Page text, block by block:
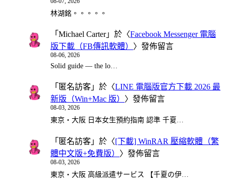
林湖銘。。。。。
「 Michael Carter」於〈Facebook Messenger 電腦
版下載（FB傳訊軟體）
〉發佈留言
08-06, 2026
Solid guide — the lo…
「 匿名訪客 」於〈LINE 電腦版官方下載 2026 最
新版（Win+Mac 版） 〉發佈留言
08-03, 2026
東京・大阪 日本女生預約指南 認準 千夏…
「 匿名訪客 」於〈[下載] WinRAR 壓縮軟體（繁
體中文版+免費版） 〉發佈留言
08-03, 2026
東京・大阪 高級派遣サービス 【千夏の伊…